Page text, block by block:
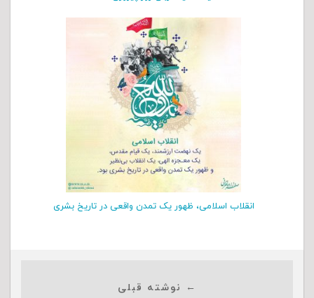
انقلاب اسلامی، ظهور یک تمدن واقعی در تاریخ بشری
← نوشته قبلی